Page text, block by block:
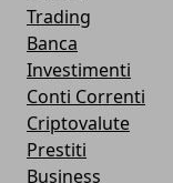
Trading
Banca
Investimenti
Conti Correnti
Criptovalute
Prestiti
Business